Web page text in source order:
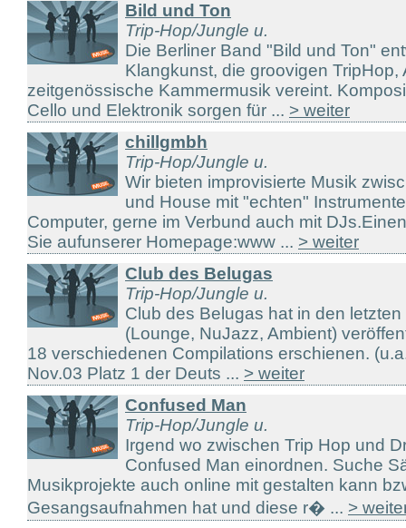
Bild und Ton
Trip-Hop/Jungle u.
Die Berliner Band "Bild und Ton"
Klangkunst, die groovigen TripHop,
zeitgenössische Kammermusik vereint.
Cello und Elektronik sorgen für ... > weiter
chillgmbh
Trip-Hop/Jungle u.
Wir bieten improvisierte Musik
und House mit "echten"
Computer, gerne im Verbund auch mit
Sie aufunserer Homepage:www ... > weiter
Club des Belugas
Trip-Hop/Jungle u.
Club des Belugas hat in den
(Lounge, NuJazz, Ambient)
18 verschiedenen Compilations erschienen.
Nov.03 Platz 1 der Deuts ... > weiter
Confused Man
Trip-Hop/Jungle u.
Irgend wo zwischen Trip Hop und
Confused Man einordnen. Suche
Musikprojekte auch online mit gestalten kann
Gesangsaufnahmen hat und diese r� ... >